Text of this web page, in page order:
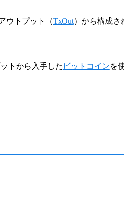
ウトプット（TxOut）から構成さ
トから入手した ビットコインを